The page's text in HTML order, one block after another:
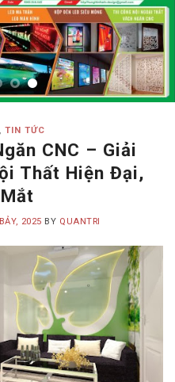
, TIN TỨC
CNC – Giải
Thất Hiện Đại,
2025 BY QUANTRI